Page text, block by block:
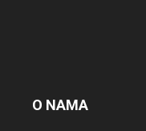
O NAMA